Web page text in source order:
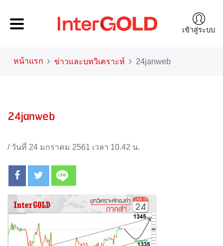
เข้าสู่ระบบ
หน้าแรก ข่าวและบทวิเคราะห์ 24janweb
24janweb
/ วันที่ 24 มกราคม 2561 เวลา 10.42 น.